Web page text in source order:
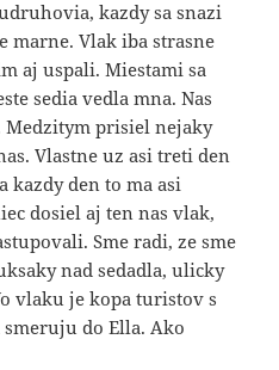
kazdy sa snazi
Vlak iba strasne
aj uspali. Miestami sa
sedia vedla mna. Nas
prisiel nejaky
Vlastne uz asi treti den
kazdy den to ma asi
dosiel aj ten nas vlak,
Sme radi, ze sme
nad sedadla, ulicky
vlaku je kopa turistov s
do Ella. Ako